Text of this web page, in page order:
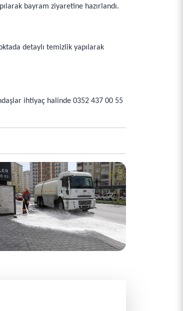
bayram ziyaretine hazırlandı.
detaylı temizlik yapılarak
ihtiyaç halinde 0352 437 00 55